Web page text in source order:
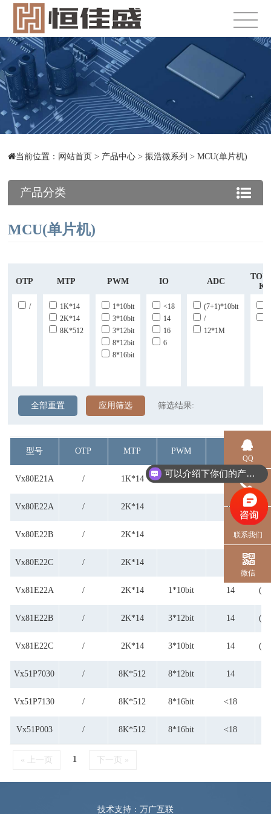
当前位置： 网站首页 > 产品中心 >振浩微系列 >MCU(单片机)
产品分类
MCU(单片机)
OTP MTP PWM IO ADC
/
1K*14
2K*14
8K*512
1*10bit
3*10bit
3*12bit
8*12bit
8*16bit
<18
14
16
6
(7+1)*10bit
/
12*1M
全部重置 应用筛选 筛选结果:
型号 OTP MTP PWM
Vx80E21A / 1K*14 6
Vx80E22A / 2K*14 16
Vx80E22B / 2K*14 16
Vx80E22C / 2K*14
Vx81E22A / 2K*14 1*10bit 14
Vx81E22B / 2K*14 3*12bit 14
Vx81E22C / 2K*14 3*10bit 14
Vx51P7030 / 8K*512 8*12bit 14
Vx51P7130 / 8K*512 8*16bit <18
Vx51P003 / 8K*512 8*16bit <18
« 上一页 1 下一页 »
技术支持：万广互联
QQ
电话
联系我们
微信
可以介绍下你们的产品么？